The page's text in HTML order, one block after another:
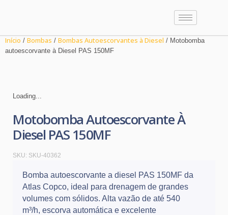
Início / Bombas / Bombas Autoescorvantes à Diesel / Motobomba
autoescorvante à Diesel PAS 150MF
Loading...
Motobomba Autoescorvante À
Diesel PAS 150MF
SKU: SKU-40362
Bomba autoescorvante a diesel PAS 150MF da
Atlas Copco, ideal para drenagem de grandes
volumes com sólidos. Alta vazão de até 540
m³/h, escorva automática e excelente